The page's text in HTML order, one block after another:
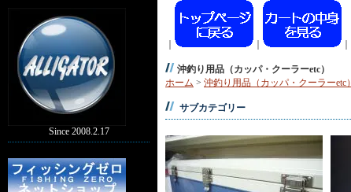
Since 2008.2.17
沖釣り用品（カッパ・クーラーetc）
ホーム > 沖釣り用品（カッパ・クーラーetc）
サブカテゴリー